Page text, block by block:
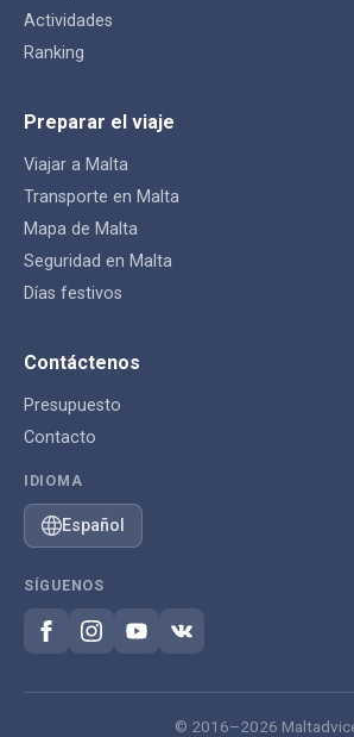
Actividades
Ranking
Preparar el viaje
Viajar a Malta
Transporte en Malta
Mapa de Malta
Seguridad en Malta
Días festivos
Contáctenos
Presupuesto
Contacto
IDIOMA
Español
SÍGUENOS
© 2016–2026